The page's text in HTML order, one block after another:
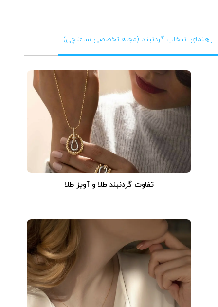
راهنمای انتخاب گردنبند (مجله تخصصی ساعتچی)
تفاوت گردنبند طلا و آویز طلا